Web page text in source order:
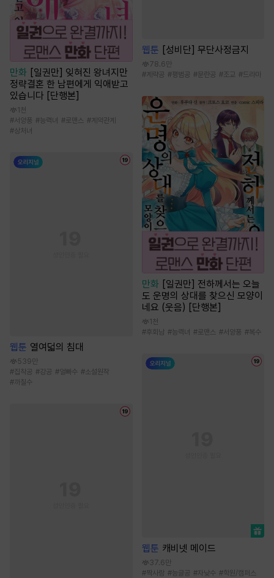
만화
[일권만] 잊혀진 왕녀지만
정략결혼 한 남편에게 익애받고
있습니다 [단행본]
1천
#서양풍 #능력녀 #로맨스 # 계약관계
#상처녀
웹툰 열여덟의 침대
539만
#집착공 #강공 #얼빠수 #소설원작
#까칠수
웹툰 [성비단] 무단사정금지
78.6만
#계략공 #평범공 #문란공 #조교 #드라마
만화 [일권만] 전하께서는 오늘
도 운명의 상대를 찾으신 모양이
네요 (웃음) [단행본]
1천
#후회남 #능력녀 #로맨스 #서양풍 #복수
웹툰 캐비넷 메이드
37.6만
#짝사랑 #능글공 #자낮수 #학원/캠퍼스